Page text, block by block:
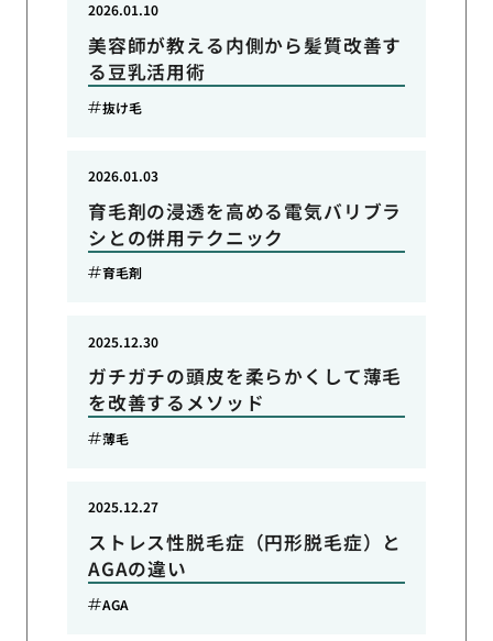
美容師が教える内側から髪質改善す
る豆乳活用術
2026.01.10
抜け毛
育毛剤の浸透を高める電気バリブラ
シとの併用テクニック
2026.01.03
育毛剤
ガチガチの頭皮を柔らかくして薄毛
を改善するメソッド
2025.12.30
薄毛
ストレス性脱毛症（円形脱毛症）と
AGAの違い
2025.12.27
AGA